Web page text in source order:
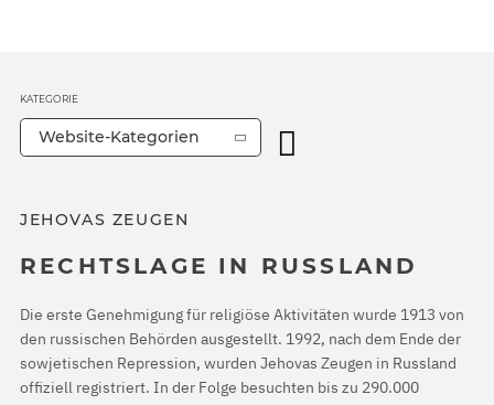
JEHOVAS ZEUGEN
RECHTSLAGE IN RUSSLAND
Die erste Genehmigung für religiöse Aktivitäten wurde 1913 von
den russischen Behörden ausgestellt. 1992, nach dem Ende der
sowjetischen Repression, wurden Jehovas Zeugen in Russland
offiziell registriert. In der Folge besuchten bis zu 290.000
KATEGORIE
Website-Kategorien